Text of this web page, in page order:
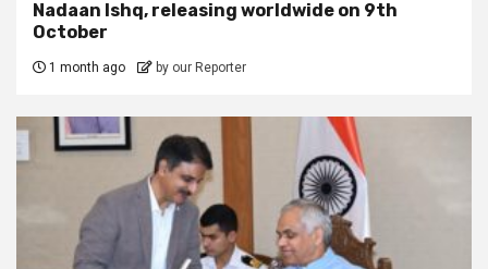
Nadaan Ishq, releasing worldwide on 9th
October
1 month ago by our Reporter